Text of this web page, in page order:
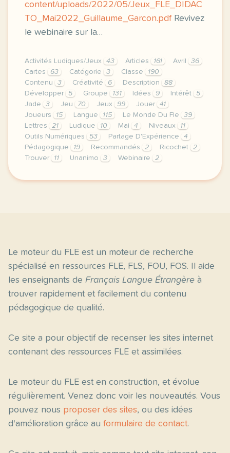
content/uploads/2022/05/Jeux_FLE_DIDAC
TO_Mai2022_Guillaume_Garcon.pdfRevivez
le webinaire sur la…
Activités Ludiques/Jeux 43 Articles 161 Avril
36
Cartes
63 Catégorie 3 Classe
190
Contenu
3 Créativité 6 Description
88
Développer
5 Groupe 131 Idées 9 Intérêt
5
Jade
3 Jeu 70 Jeux 99 Jouer
41
Joueurs
15 Langue 115 Le Monde Du Fle
39
Lettres
21 Ludique 10 Mai 4 Niveaux
11
Outils Numériques
53 Partage D'Expérience
4
Pédagogique
19 Recommandés 2 Ricochet
2
Trouver
11 Unanimo 3 Webinaire 2
webinaire mercredi 11 mai a 14h30 heure de
Le moteur du FLE est un moteur de recherche
spécialisé en ressources FLE, FLS, FOU, FOS. Il aide
les enseignants de Français Langue Étrangère à
trouver rapidement et facilement du contenu
pédagogique de qualité.
Ce site a pour objectif de recenser les sites internet
contenant des ressources FLE et assimilées.
Le moteur du FLE est en construction, et évolue
régulièrement. Venez donc voir les nouveautés. Vous
pouvez nous proposer des sites, ou des idées
d'amélioration grâce au formulaire de contact.